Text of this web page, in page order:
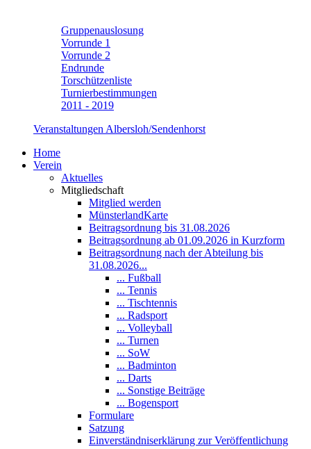
Gruppenauslosung
Vorrunde 1
Vorrunde 2
Endrunde
Torschützenliste
Turnierbestimmungen
2011 - 2019
Veranstaltungen Albersloh/Sendenhorst
Home
Verein
Aktuelles
Mitgliedschaft
Mitglied werden
MünsterlandKarte
Beitragsordnung bis 31.08.2026
Beitragsordnung ab 01.09.2026 in Kurzform
Beitragsordnung nach der Abteilung bis
31.08.2026...
... Fußball
... Tennis
... Tischtennis
... Radsport
... Volleyball
... Turnen
... SoW
... Badminton
... Darts
... Sonstige Beiträge
... Bogensport
Formulare
Satzung
Einverständniserklärung zur Veröffentlichung